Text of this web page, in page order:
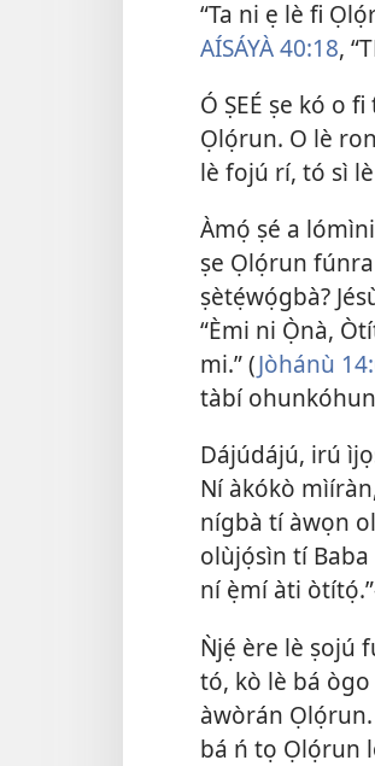
“Ta ni ẹ lè fi
AÍSÁYÀ 40:18,
Ó ṢEÉ ṣe kó o
Ọlọ́run. O lè
lè fojú rí, tó sì
Àmọ́ ṣé a
ṣe Ọlọ́run
ṣètẹ́wọ́gbà?
“Èmi ni Ọ̀nà,
mi.” (Jòhánù
tàbí
Dájúdájú, irú
Ní àkókò
nígbà tí àwọn
olùjọ́sìn tí
ní ẹ̀mí àti
Ǹjẹ́ ère lè ṣojú
tó, kò lè bá
àwòrán
bá ń tọ Ọlọ́run